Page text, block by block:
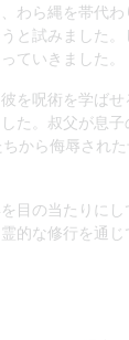
わら縄を帯代
と試みました
ていきました。
を呪術を学ば
た。叔父が息
から侮辱され
目の当たりに
的な修行を通